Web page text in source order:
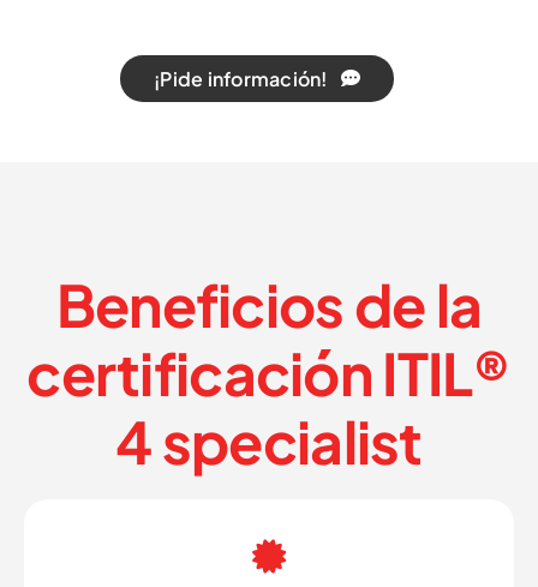
¡Pide información!
Beneficios de la
certificación ITIL®
4 specialist